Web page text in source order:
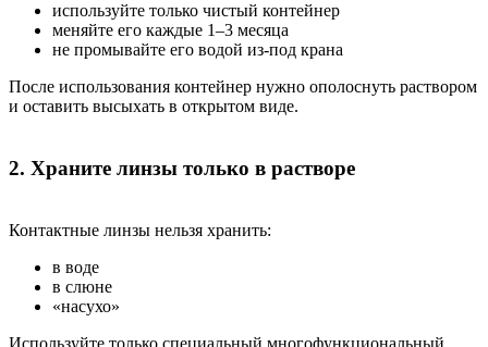
используйте только чистый контейнер
меняйте его каждые 1–3 месяца
не промывайте его водой из-под крана
После использования контейнер нужно ополоснуть раствором
и оставить высыхать в открытом виде.
2. Храните линзы только в растворе
Контактные линзы нельзя хранить:
в воде
в слюне
«насухо»
Используйте только специальный многофункциональный